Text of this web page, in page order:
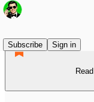
Subscribe
Sign in